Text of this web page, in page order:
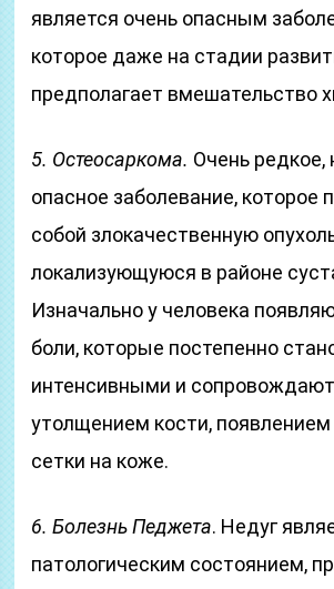
является очень опасным
которое даже на стадии
предполагает вмешательство
5. Остеосаркома. Очень редкое,
опасное заболевание, которое
собой злокачественную
локализующуюся в районе
Изначально у человека
боли, которые постепенно
интенсивными и
утолщением кости, появлением
сетки на коже.
6. Болезнь Педжета. Недуг
патологическим состоянием,